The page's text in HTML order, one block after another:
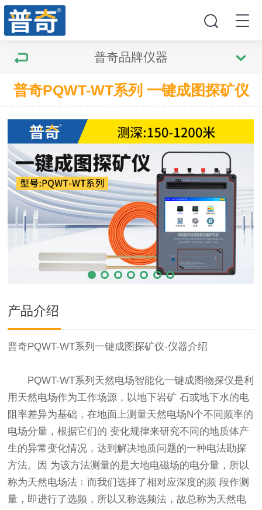
普奇品牌仪器
普奇PQWT-WT系列 一键成图探矿仪
产品介绍
普奇PQWT-WT系列一键成图探矿仪-仪器介绍
PQWT-WT系列天然电场智能化一键成图物探仪是利
用天然电场作为工作场源，以地下岩矿 石或地下水的电
阻率差异为基础，在地面上测量天然电场N个不同频率的
电场分量，根据它们的 变化规律来研究不同的地质体产
生的异常变化情况，达到解决地质问题的一种电法勘探
方法。因 为该方法测量的是大地电磁场的电分量，所以
称为天然电场法﹔而我们选择了相对应深度的频 段作测
量，即进行了选频，所以又称选频法，故总称为天然电